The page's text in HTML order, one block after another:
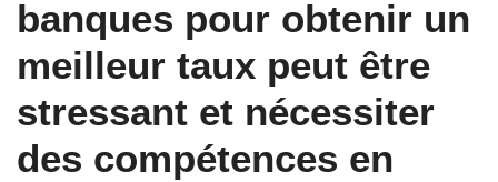
banques pour obtenir un
meilleur taux peut être
stressant et nécessiter
des compétences en